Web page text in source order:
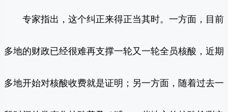
专家指出，这个纠正来得正当其时。一方面，目前
多地的财政已经很难再支撑一轮又一轮全员核酸，近期
多地开始对核酸收费就是证明；另一方面，随着过去一